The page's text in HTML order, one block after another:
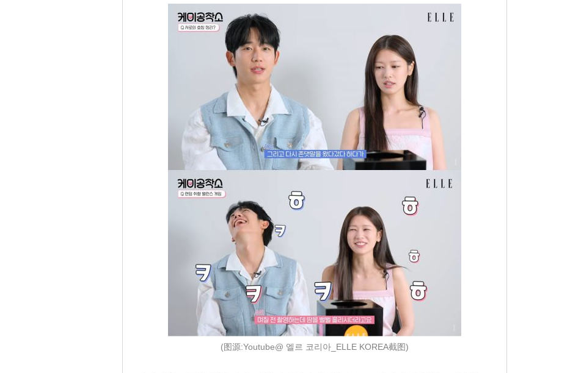
(图源:Youtube@ 엘르 코리아_ELLE KOREA截图)